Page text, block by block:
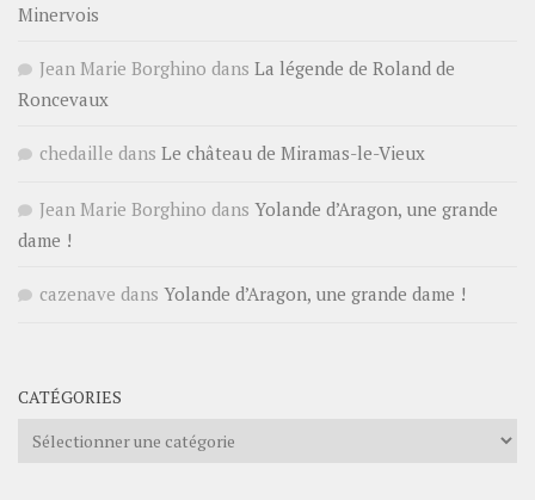
Minervois
Jean Marie Borghino dans La légende de Roland de
Roncevaux
chedaille dans Le château de Miramas-le-Vieux
Jean Marie Borghino dans Yolande d’Aragon, une grande
dame !
cazenave dans Yolande d’Aragon, une grande dame !
CATÉGORIES
Catégories